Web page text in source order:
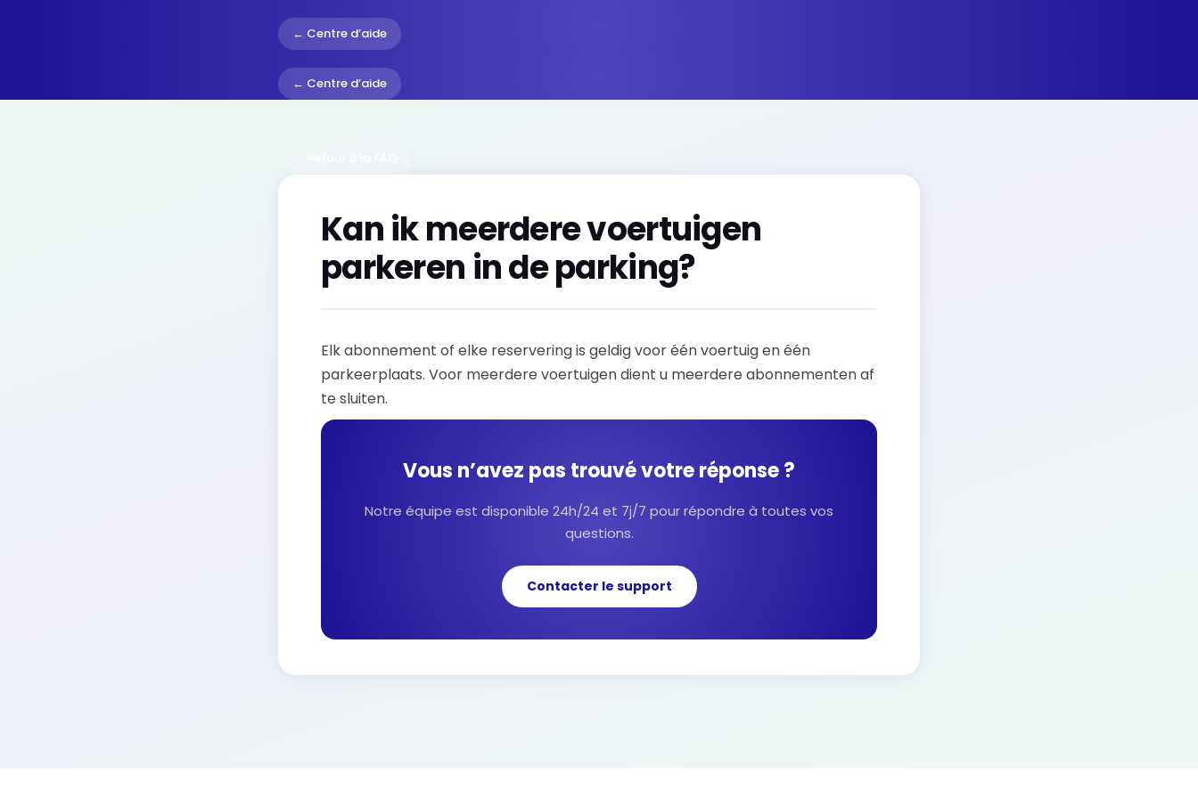
← Centre d’aide
← Centre d’aide
Kan ik meerdere voertuigen
parkeren in de parking?
Elk abonnement of elke reservering is geldig voor één voertuig en één
parkeerplaats. Voor meerdere voertuigen dient u meerdere abonnementen af
te sluiten.
Vous n’avez pas trouvé votre réponse ?
Notre équipe est disponible 24h/24 et 7j/7 pour répondre à toutes vos
questions.
Contacter le support